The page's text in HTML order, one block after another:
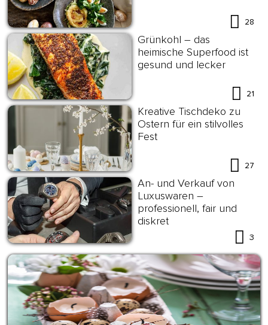
28
Grünkohl – das
heimische Superfood ist
gesund und lecker
21
Kreative Tischdeko zu
Ostern für ein stilvolles
Fest
27
An- und Verkauf von
Luxuswaren –
professionell, fair und
diskret
3